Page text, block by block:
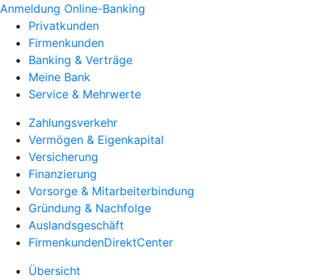
Anmeldung Online-Banking
Privatkunden
Firmenkunden
Banking & Verträge
Meine Bank
Service & Mehrwerte
Zahlungsverkehr
Vermögen & Eigenkapital
Versicherung
Finanzierung
Vorsorge & Mitarbeiterbindung
Gründung & Nachfolge
Auslandsgeschäft
FirmenkundenDirektCenter
Übersicht